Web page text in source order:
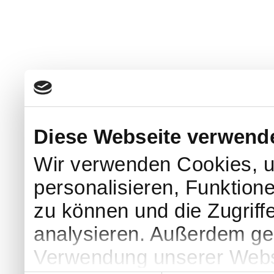
Diese Webseite
Wir verwenden Cookies,
personalisieren,
zu können und die
analysieren. Außerdem
Verwendung unserer